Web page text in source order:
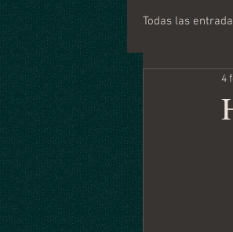
Todas las
Consejos
4